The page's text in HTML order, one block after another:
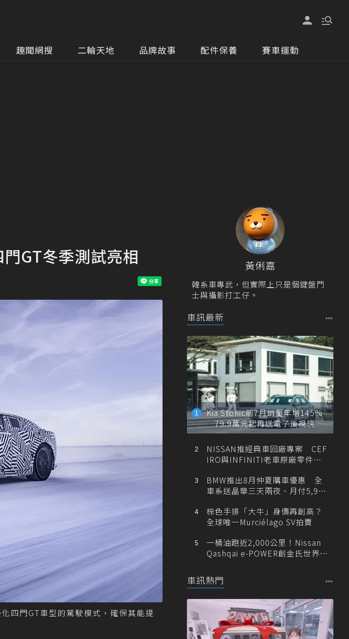
趣聞網搜 二輪天地 品牌故事 配件保養 賽車運動
GT冬季測試亮相
四門GT車型的駕駛模式，確保其能提
黃俐嘉
韓系車專武，但實際上只是個鍵盤鬥
士與攝影打工仔。
車訊最新
Kia Stonic前7月銷量年增145%
79.9萬元起再送電子後視鏡
NISSAN推經典車回廠專案 CEF
IRO與INFINITI老車原廠零件最
BMW推出8月仲夏購車優惠 全
車系送晶華三天兩夜、月付5,900
棕色手排「大牛」身價再創高？
全球唯一Murciélago SV拍賣
一桶油跑近2,000公里！Nissan
Qashqai e-POWER創金氏世界紀
車訊熱門